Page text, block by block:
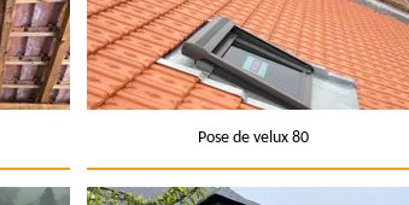
Pose de velux 80